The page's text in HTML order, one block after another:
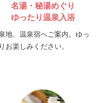
名湯・秘湯めぐり
ゆったり温泉入浴
地、温泉宿へご案内。ゆっ
お楽しみください。